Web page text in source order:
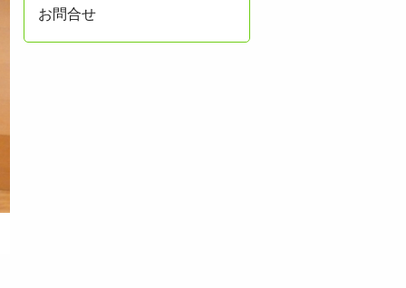
お問合せ